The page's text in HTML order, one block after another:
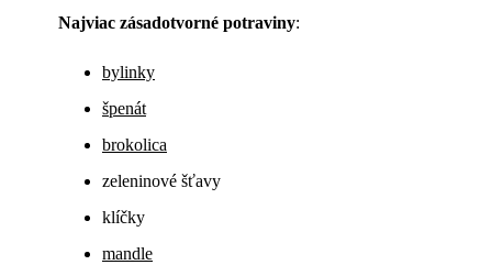
Najviac zásadotvorné potraviny:
bylinky
špenát
brokolica
zeleninové šťavy
klíčky
mandle